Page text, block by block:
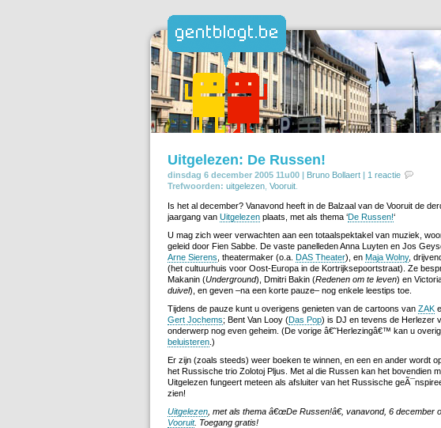
Uitgelezen: De Russen!
dinsdag 6 december 2005 11u00 | Bruno Bollaert | 1 reactie
Trefwoorden: uitgelezen Vooruit
Is het al december? Vanavond heeft in de Balzaal van de Vooruit de
jaargang van Uitgelezen plaats, met als thema ‘De Russen!‘
U mag zich weer verwachten aan een totaalspektakel van muziek,
geleid door Fien Sabbe. De vaste panelleden Anna Luyten en Jos
Arne Sierens , theatermaker (o.a. DAS Theater), en Maja Wolny,
(het cultuurhuis voor Oost-Europa in de Kortrijksepoortstraat). Ze
Makanin (Underground), Dmitri Bakin (Redenen om te leven) en
duivel), en geven –na een korte pauze– nog enkele leestips toe.
Tijdens de pauze kunt u overigens genieten van de cartoons van ZAK
Gert Jochems; Bent Van Looy (Das Pop) is DJ en tevens de Herlezer
onderwerp nog even geheim. (De vorige â€˜Herlezingâ€™ kan u
beluisteren .)
Er zijn (zoals steeds) weer boeken te winnen, en een en ander wordt
het Russische trio Zolotoj Pljus. Met al die Russen kan het bovendien
Uitgelezen fungeert meteen als afsluiter van het Russische
zien!
Uitgelezen , met als thema â€œDe Russen!â€, vanavond, 6 december
Vooruit. Toegang gratis!